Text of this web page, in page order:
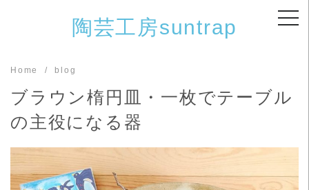
陶芸工房suntrap
Home blog
ブラウン楕円皿・一枚でテーブル
の主役になる器